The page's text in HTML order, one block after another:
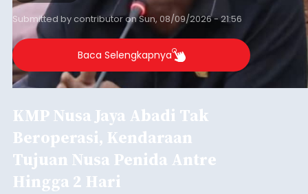
Submitted bycontributoronSun, 08/09/2026 - 21:56
Baca Selengkapnya
KMP Nusa Jaya Abadi Tak
Beroperasi, Kendaraan
Tujuan Nusa Penida Antre
Hingga 2 Hari